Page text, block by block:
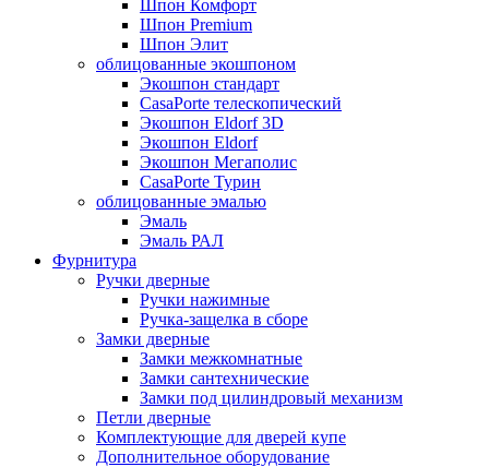
Шпон Комфорт
Шпон Premium
Шпон Элит
облицованные экошпоном
Экошпон стандарт
CasaPorte телескопический
Экошпон Eldorf 3D
Экошпон Eldorf
Экошпон Мегаполис
CasaPorte Турин
облицованные эмалью
Эмаль
Эмаль РАЛ
Фурнитура
Ручки дверные
Ручки нажимные
Ручка-защелка в сборе
Замки дверные
Замки межкомнатные
Замки сантехнические
Замки под цилиндровый механизм
Петли дверные
Комплектующие для дверей купе
Дополнительное оборудование